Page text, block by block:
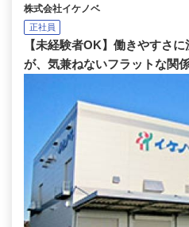
株式会社イケノベ
正社員
【未経験者OK】働きやすさ
が、気兼ねないフラットな関